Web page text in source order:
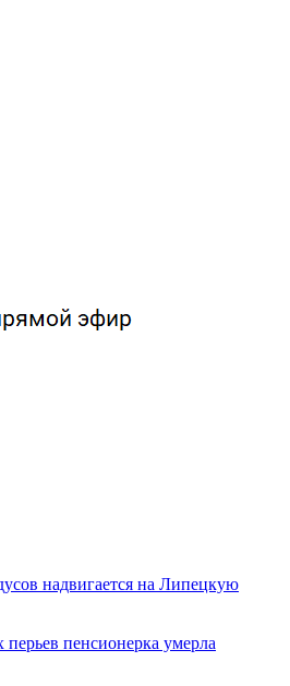
надвигается на Липецкую
пенсионерка умерла